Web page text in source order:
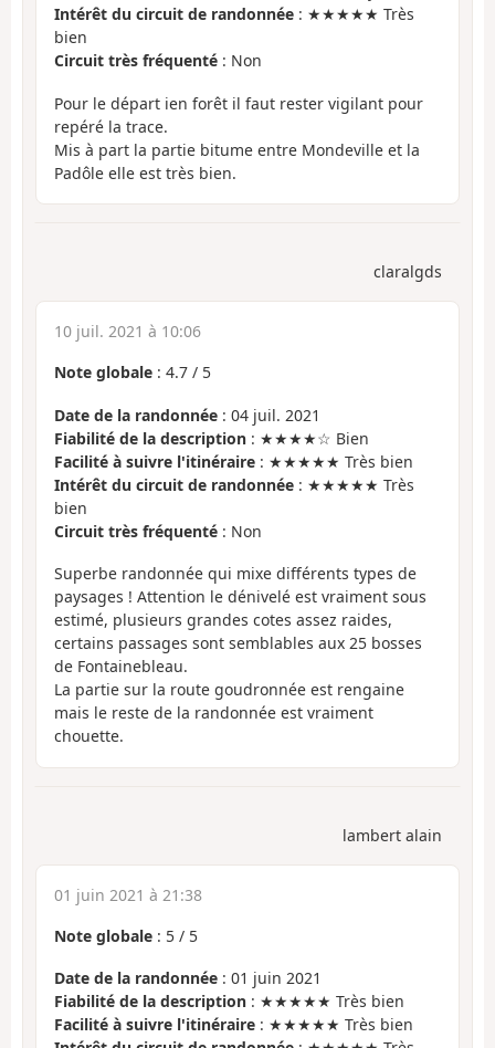
Intérêt du circuit de randonnée : ★★★★★ Très
bien
Circuit très fréquenté : Non
Pour le départ ien forêt il faut rester vigilant pour
repéré la trace.
Mis à part la partie bitume entre Mondeville et la
Padôle elle est très bien.
claralgds
10 juil. 2021 à 10:06
Note globale : 4.7 / 5
Date de la randonnée : 04 juil. 2021
Fiabilité de la description : ★★★★☆ Bien
Facilité à suivre l'itinéraire : ★★★★★ Très bien
Intérêt du circuit de randonnée : ★★★★★ Très
bien
Circuit très fréquenté : Non
Superbe randonnée qui mixe différents types de
paysages ! Attention le dénivelé est vraiment sous
estimé, plusieurs grandes cotes assez raides,
certains passages sont semblables aux 25 bosses
de Fontainebleau.
La partie sur la route goudronnée est rengaine
mais le reste de la randonnée est vraiment
chouette.
lambert alain
01 juin 2021 à 21:38
Note globale : 5 / 5
Date de la randonnée : 01 juin 2021
Fiabilité de la description : ★★★★★ Très bien
Facilité à suivre l'itinéraire : ★★★★★ Très bien